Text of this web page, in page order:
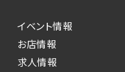
イベント情報
お店情報
求人情報